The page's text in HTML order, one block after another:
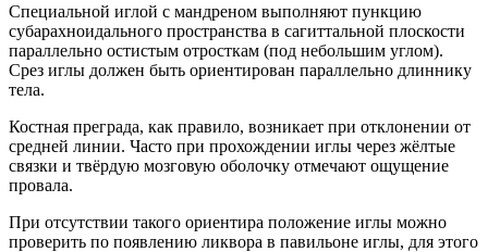
Специальной иглой с мандреном выполняют пункцию
субарахноидального пространства в сагиттальной плоскости
параллельно остистым отросткам (под небольшим углом).
Срез иглы должен быть ориентирован параллельно длиннику
тела.
Костная преграда, как правило, возникает при отклонении от
средней линии. Часто при прохождении иглы через жёлтые
связки и твёрдую мозговую оболочку отмечают ощущение
провала.
При отсутствии такого ориентира положение иглы можно
проверить по появлению ликвора в павильоне иглы, для этого